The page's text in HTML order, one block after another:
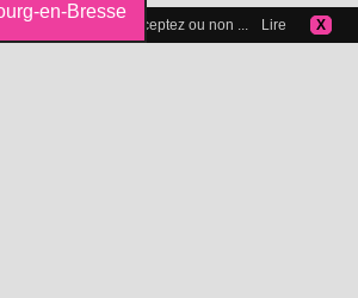
en-Bresse
cookies que vous acceptez ou non ... Lire X